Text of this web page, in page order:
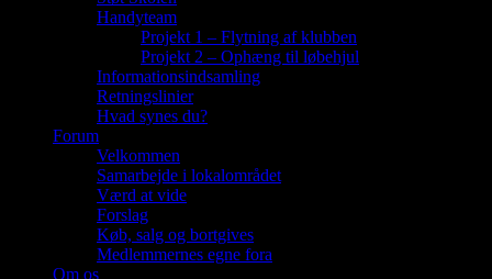
Handyteam
Projekt 1 – Flytning af klubben
Projekt 2 – Ophæng til løbehjul
Informationsindsamling
Retningslinier
Hvad synes du?
Forum
Velkommen
Samarbejde i lokalområdet
Værd at vide
Forslag
Køb, salg og bortgives
Medlemmernes egne fora
Om os